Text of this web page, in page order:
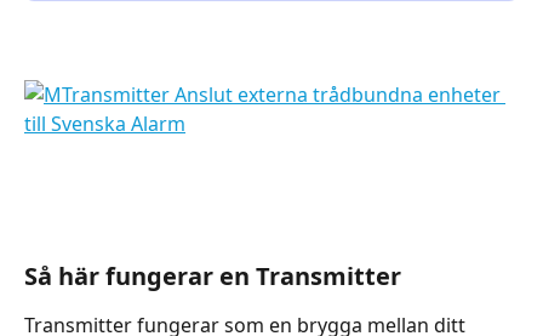
Så här fungerar en Transmitter
Transmitter fungerar som en brygga mellan ditt